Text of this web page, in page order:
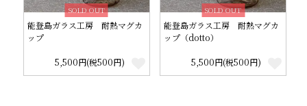
SOLD OUT
能登島ガラス工房 耐熱マグカ
ップ
5,500円(税500円)
SOLD OUT
能登島ガラス工房 耐熱マグカ
ップ（dotto）
5,500円(税500円)